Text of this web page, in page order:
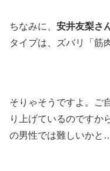
ちなみに、 安井友梨さ
タイプは、ズバリ「筋
そりゃそうですよ。ご
り上げているのですか
の男性では難しいかと…